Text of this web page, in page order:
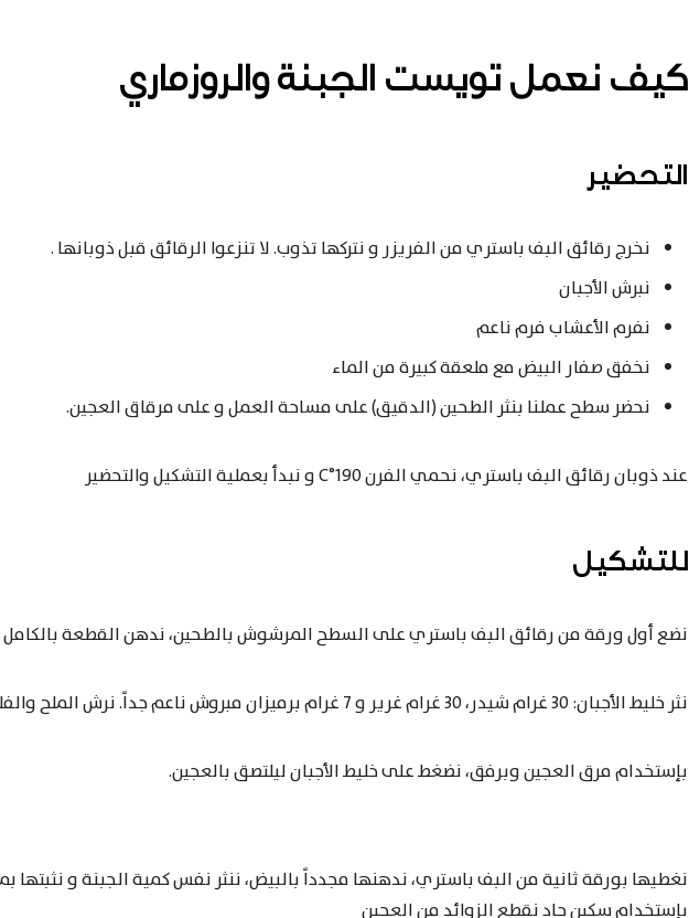
كيف نعمل تويست الجبنة والروزماري
التحضير
نخرج رقائق البف باستري من الفريزر و نتركها تذوب. لا تنزعوا الرقائق قبل ذوبانها .
نبرش الأجبان
نفرم الأعشاب فرم ناعم
نخفق صفار البيض مع ملعقة كبيرة من الماء
نحضر سطح عملنا بنثر الطحين (الدقيق) على مساحة العمل و على مرقاق العجين.
عند ذوبان رقائق البف باستري، نحمي الفرن 190°C و نبدأ بعملية التشكيل والتحضير
للتشكيل
نضع أول ورقة من رقائق البف باستري على السطح المرشوش بالطحين، ندهن القطعة بالكامل
نثر خليط الأجبان: 30 غرام شيدر، 30 غرام غرير و 7 غرام برميزان مبروش ناعم جداً. نرش الملح والفلفل والروزماري..
بإستخدام مرق العجين وبرفق، نضغط على خليط الأجبان ليلتصق بالعجين.
نغطيها بورقة ثانية من البف باستري، ندهنها مجدداً بالبيض، ننثر نفس كمية الجبنة و نثبتها
بإستخدام سكين حاد نقطع الزوائد من العجين